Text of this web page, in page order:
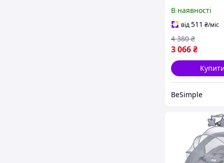
В наявності
від511 ₴/міс
3 066₴
4 380 ₴
Купити
BeSimple